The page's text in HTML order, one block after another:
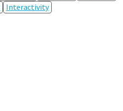
Interactivity